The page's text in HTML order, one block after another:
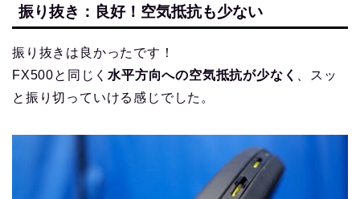
振り抜き：良好！空気抵抗も少ない
振り抜きは良かったです！
FX500と同じく 水平方向への空気抵抗が少なく
、スッ
と振り切っていける感じでした。